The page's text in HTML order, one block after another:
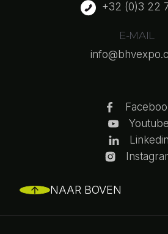
+32 (0)3 22
E-MAIL
Youtube
Linkedin
NAAR BOVEN